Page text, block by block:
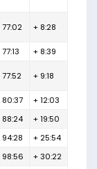
77:02 + 8:28
77:13 + 8:39
77:52 + 9:18
80:37
+ 12:03
88:24
+ 19:50
94:28
+ 25:54
98:56
+ 30:22